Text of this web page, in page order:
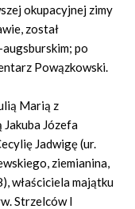
okupacyjnej zimy
został
po
Powązkowski.
Marią z
Józefa
Jadwigę (ur.
ziemianina,
właściciela majątku
Strzelców I